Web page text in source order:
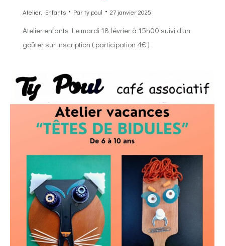
Atelier, Enfants Party poul 27 janvier 2025
Atelier enfants Le mardi 18 février à 15h00 suivi d’un
goûter sur inscription ( participation 4€ )